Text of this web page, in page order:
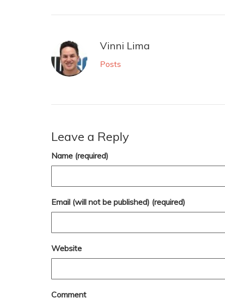
Vinni Lima
Posts
Leave a Reply
Name (required)
Email (will not be published) (required)
Website
Comment